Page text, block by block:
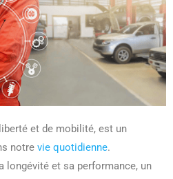
et de mobilité, est un
notre vie quotidienne.
longévité et sa performance, un